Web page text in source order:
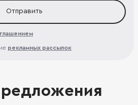
Отправить
рекламных рассылок